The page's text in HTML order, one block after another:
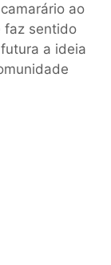
ao
faz sentido
a ideia